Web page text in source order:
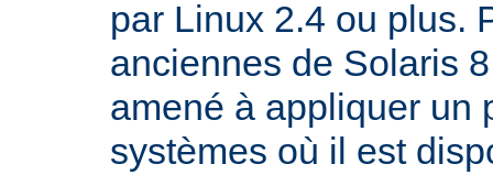
par Linux 2.4 ou plus.
anciennes de Solaris
amené à appliquer un
systèmes où il est